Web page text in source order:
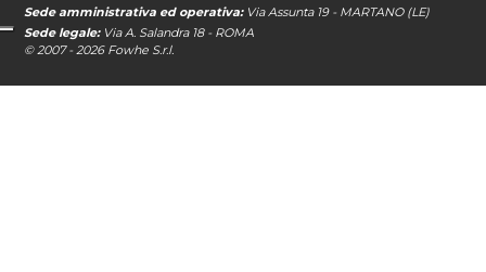
Sede amministrativa ed operativa:Via Assunta 19 - MARTANO (LE)
Sede legale:Via A. Salandra 18 - ROMA
© 2007 - 2026 Fowhe S.r.l.